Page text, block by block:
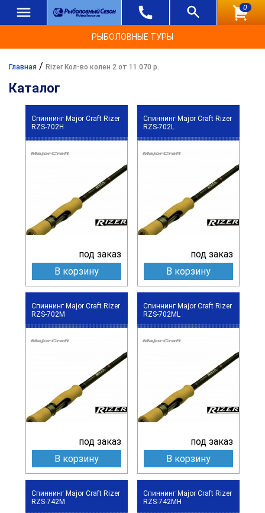
0
РЫБОЛОВНЫЕ ТУРЫ
Главная / Rizer Кол-во колен 2 от 11 070 р.
Каталог
Спиннинг Major Craft Rizer
RZS-702H
под заказ
В корзину
Спиннинг Major Craft Rizer
RZS-702L
под заказ
В корзину
Спиннинг Major Craft Rizer
RZS-702M
под заказ
В корзину
Спиннинг Major Craft Rizer
RZS-702ML
под заказ
В корзину
Спиннинг Major Craft Rizer
RZS-742M
Спиннинг Major Craft Rizer
RZS-742MH